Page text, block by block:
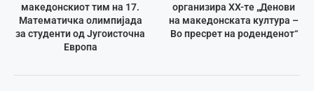
македонскиот тим на 17.
Математичка олимпијада
за студенти од Југоисточна
Европа
организира XX-те „Денови
на македонската култура –
Во пресрет на роденденот“